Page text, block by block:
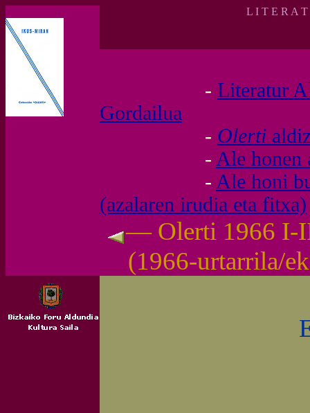
L I T E R A
- Literatur
Gordailua
- Olerti
- Ale honen
- Ale honi
(azalaren irudia eta fitxa)
— Olerti 1966 I-
(1966-urtarrila/